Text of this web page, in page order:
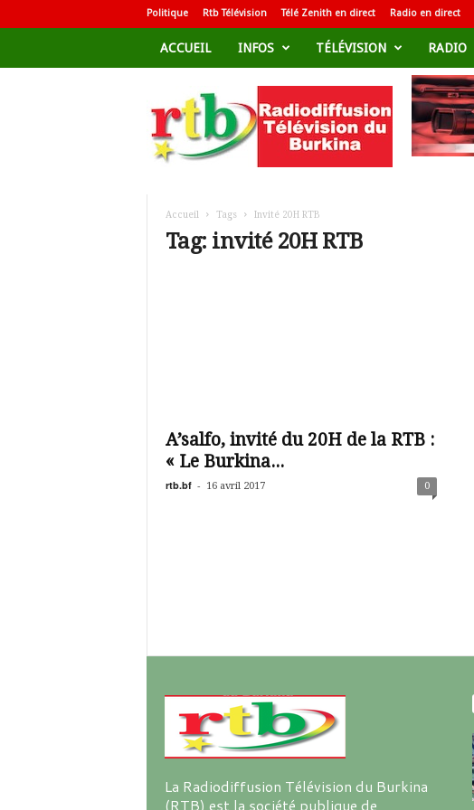
Politique Rtb Télévision Télé Zenith en direct Radio en direct
ACCUEIL INFOS TÉLÉVISION RADIO
d
i
i
Accueil Tags Invité 20H RTB
Tag: invité 20H RTB
A’salfo, invité du 20H de la RTB :
« Le Burkina...
rtb.bf - 16 avril 2017 0
La Radiodiffusion Télévision du Burkina
(RTB) est la société publique de